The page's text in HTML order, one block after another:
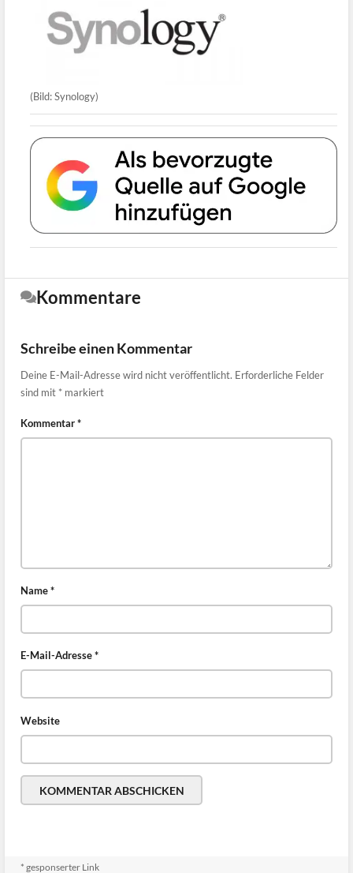
(Bild: Synology)
Kommentare
Schreibe einen Kommentar
Deine E-Mail-Adresse wird nicht veröffentlicht. Erforderliche Felder
sind mit * markiert
Kommentar*
Name*
E-Mail-Adresse*
Website
* gesponserter Link